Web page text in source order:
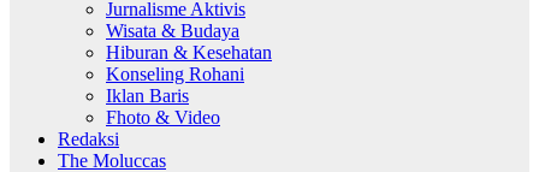
Jurnalisme Aktivis
Wisata & Budaya
Hiburan & Kesehatan
Konseling Rohani
Iklan Baris
Fhoto & Video
Redaksi
The Moluccas